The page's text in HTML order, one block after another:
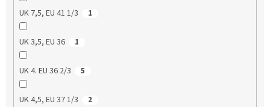
UK 7,5, EU 41 1/3 1
UK 3,5, EU 36 1
UK 4. EU 36 2/3 5
UK 4,5, EU 37 1/3 2